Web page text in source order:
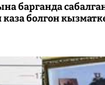
барганда
болгон